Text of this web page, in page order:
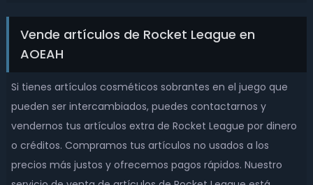
Vende artículos de Rocket League en
AOEAH
Si tienes artículos cosméticos sobrantes en el juego que
pueden ser intercambiados, puedes contactarnos y
vendernos tus artículos extra de Rocket League por dinero
o créditos. Compramos tus artículos no usados a los
precios más justos y ofrecemos pagos rápidos. Nuestro